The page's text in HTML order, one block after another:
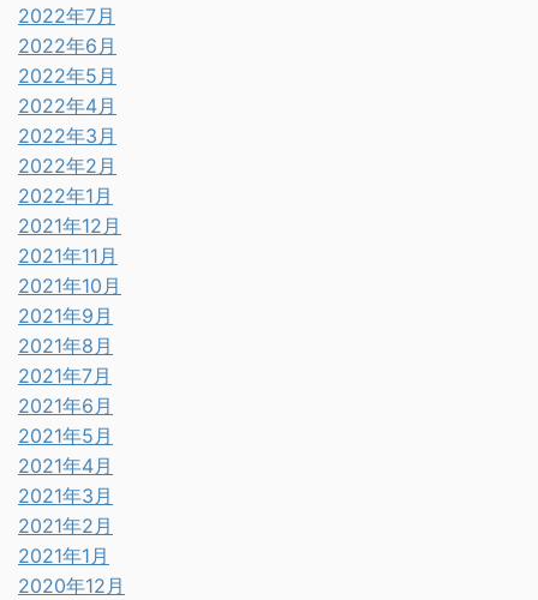
2022年7月
2022年6月
2022年5月
2022年4月
2022年3月
2022年2月
2022年1月
2021年12月
2021年11月
2021年10月
2021年9月
2021年8月
2021年7月
2021年6月
2021年5月
2021年4月
2021年3月
2021年2月
2021年1月
2020年12月